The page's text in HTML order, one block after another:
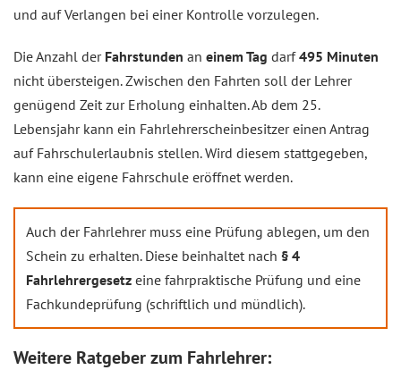
und auf Verlangen bei einer Kontrolle vorzulegen.
Die Anzahl der Fahrstunden an einem Tag darf495 Minuten
nicht übersteigen. Zwischen den Fahrten soll der Lehrer
genügend Zeit zur Erholung einhalten. Ab dem 25.
Lebensjahr kann ein Fahrlehrerscheinbesitzer einen Antrag
auf Fahrschulerlaubnis stellen. Wird diesem stattgegeben,
kann eine eigene Fahrschule eröffnet werden.
Auch der Fahrlehrer muss eine Prüfung ablegen, um den
Schein zu erhalten. Diese beinhaltet nach § 4
Fahrlehrergesetz eine fahrpraktische Prüfung und eine
Fachkundeprüfung (schriftlich und mündlich).
Weitere Ratgeber zum Fahrlehrer: